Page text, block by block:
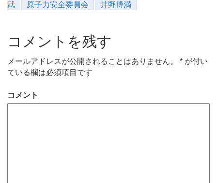
武
原子力安全委員会 井野博満
コメントを残す
メールアドレスが公開されることはありません。 * が付い
ている欄は必須項目です
コメント